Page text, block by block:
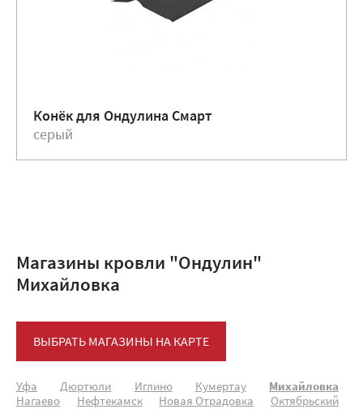
Конёк для Ондулина Смарт
серый
Магазины кровли "Ондулин"
Михайловка
ВЫБРАТЬ МАГАЗИНЫ НА КАРТЕ
Уфа Дюртюли Иглино Кумертау
Михайловка
Нагаево
Нефтекамск Новая Отрадовка
Октябрьский